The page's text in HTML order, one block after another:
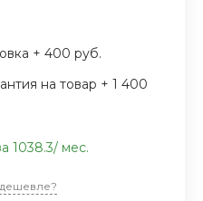
+ 400 руб.
на товар + 1 400
1038.3/ мес.